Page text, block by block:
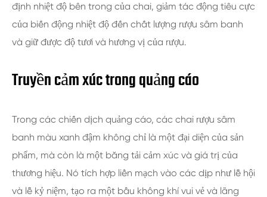
định nhiệt độ bên trong của chai, giảm tác động tiêu cực
của biến động nhiệt độ đến chất lượng rượu sâm banh
và giữ được độ tươi và hương vị của rượu.
Truyền cảm xúc trong quảng cáo
Trong các chiến dịch quảng cáo, các chai rượu sâm
banh màu xanh đậm không chỉ là một đại diện của sản
phẩm, mà còn là một băng tải cảm xúc và giá trị của
thương hiệu. Nó tích hợp liền mạch vào các dịp như lễ hội
và lễ kỷ niệm, tạo ra một bầu không khí vui vẻ và lãng